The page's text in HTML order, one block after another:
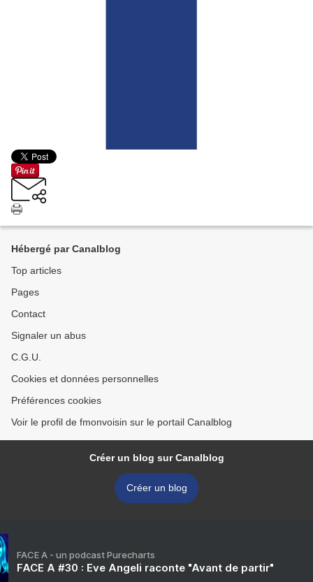
Hébergé par Canalblog
Top articles
Pages
Contact
Signaler un abus
C.G.U.
Cookies et données personnelles
Préférences cookies
Voir le profil de fmonvoisin sur le portail Canalblog
Créer un blog sur Canalblog
Créer un blog
FACE A - un podcast Purecharts
FACE A #30 : Eve Angeli raconte "Avant de partir"